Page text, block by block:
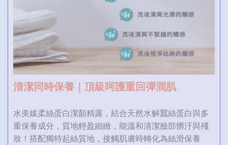
清潔同時保養｜頂級呵護重回彈潤肌
水美媒柔絲蛋白潔顏精露，結合天然水解蠶絲蛋白與多
重保養成分，質地輕盈細緻，能溫和清潔臉部髒汙與殘
妝！搭配獨特起絲質地，接觸肌膚時轉化為絲滑保養